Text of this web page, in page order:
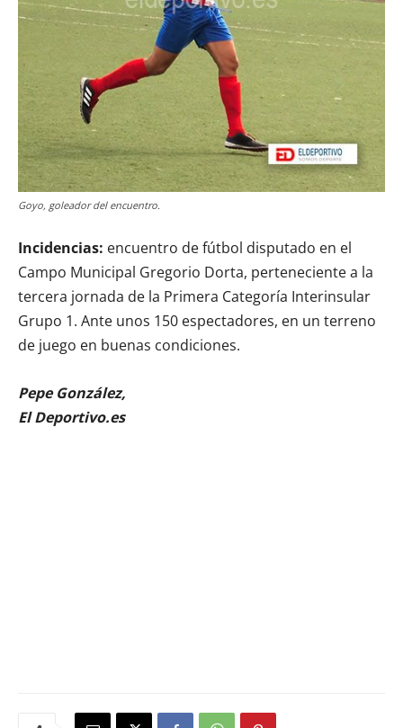
Goyo, goleador del encuentro.
Incidencias: encuentro de fútbol disputado en el
Campo Municipal Gregorio Dorta, perteneciente a la
tercera jornada de la Primera Categoría Interinsular
Grupo 1. Ante unos 150 espectadores, en un terreno
de juego en buenas condiciones.
Pepe González,
El Deportivo.es